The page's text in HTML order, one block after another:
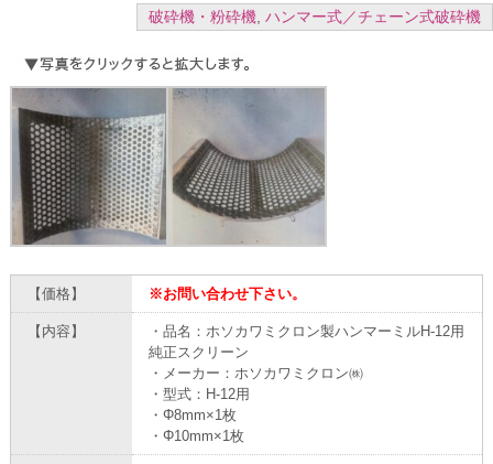
破砕機・粉砕機, ハンマー式／チェーン式破砕機
【価格】 ※お問い合わせ下さい。
【内容】
・品名：ホソカワミクロン製ハンマーミルH-12用
純正スクリーン
・メーカー：ホソカワミクロン㈱
・型式：H-12用
・Φ8mm×1枚
・Φ10mm×1枚